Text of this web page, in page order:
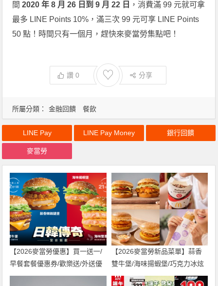
間 2020 年 8 月 26 日到 9 月 22 日 ，消費滿 99 元就可拿
最多 LINE Points 10%，滿三次 99 元可享 LINE Points
50 點！時間只有一個月，趕快來麥當勞集點吧！
讚0 ♡ 分享
所屬分類： 金融回饋 餐飲
LINE Pay LINE Pay Money 銀行回饋
麥當勞
【2026麥當勞優惠】買一送一/
早餐套餐優惠券/歡樂送/外送優
惠/菜單整理
【2026麥當勞新品菜單】蒜香
雙牛堡/海味揚蝦堡/巧克力冰炫
風單點套餐價格，香芋派回歸！